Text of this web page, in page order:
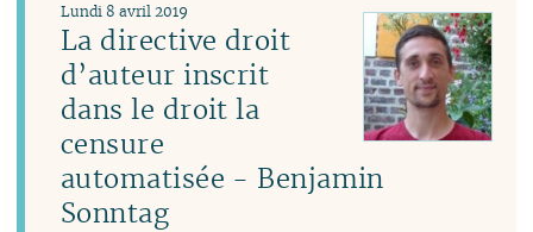
La directive droit
d’auteur inscrit
dans le droit la
censure
automatisée - Benjamin
Sonntag
Lundi 8 avril 2019